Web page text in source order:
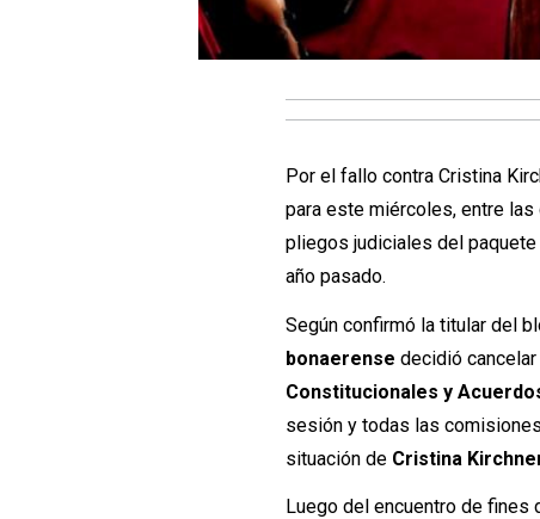
Por el fallo contra Cristina
para este miércoles, entre
pliegos judiciales del
año pasado.
Según confirmó la titular del
bonaerense decidió
Constitucionales y
sesión y todas las
situación de Cristina
Luego del encuentro de